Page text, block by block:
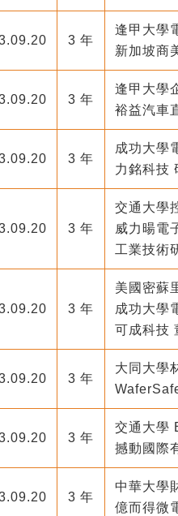
3 年
逢甲大學
新加坡商
3 年
逢甲大學
裕益汽車
3 年
成功大學
力銘科技
3 年
交通大學
威力暘電
工業技術
3 年
美國密蘇
成功大學
可成科技
3 年
大同大學
3 年
交通大學
撼動國際
3 年
中華大學
億而得微